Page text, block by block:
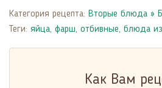
Категория рецепта: Вторые блюда »
Теги: яйца, фарш, отбивные, блюда
Как Вам